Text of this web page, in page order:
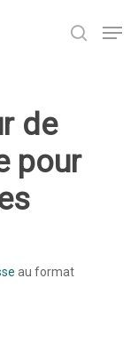
de
pour
au format